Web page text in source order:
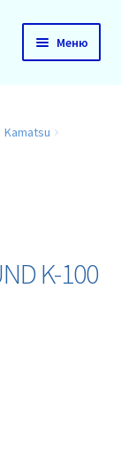
Меню
Kamatsu
K-100